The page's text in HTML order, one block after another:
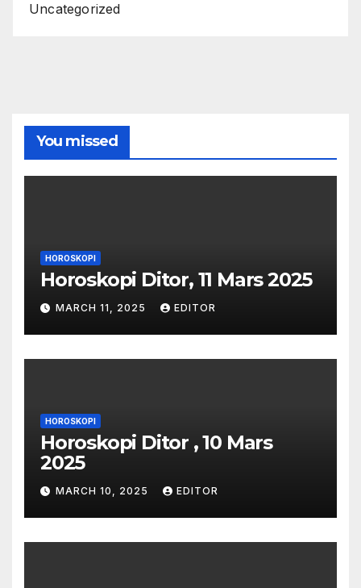
Uncategorized
You missed
HOROSKOPI
Horoskopi Ditor, 11 Mars 2025
MARCH 11, 2025 EDITOR
HOROSKOPI
Horoskopi Ditor , 10 Mars
2025
MARCH 10, 2025 EDITOR